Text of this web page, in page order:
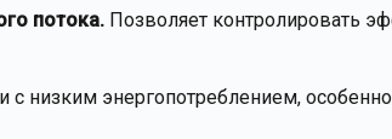
потока. Позволяет контролировать
с низким энергопотреблением,